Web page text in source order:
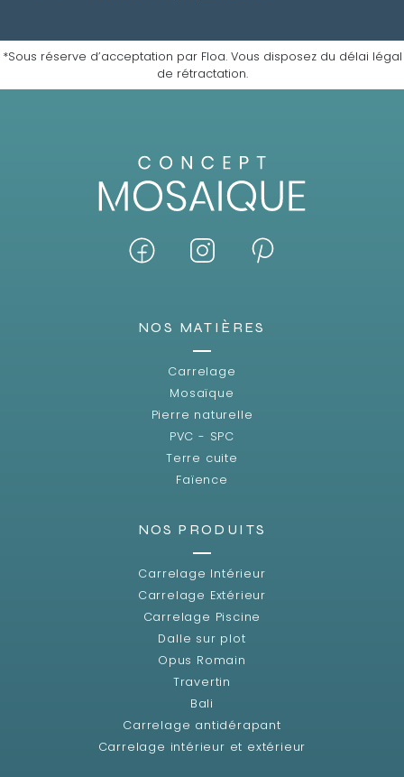
*Sous réserve d’acceptation par Floa. Vous disposez du délai légal
de rétractation.
NOS MATIÈRES
Carrelage
Mosaïque
Pierre naturelle
PVC - SPC
Terre cuite
Faïence
NOS PRODUITS
Carrelage Intérieur
Carrelage Extérieur
Carrelage Piscine
Dalle sur plot
Opus Romain
Travertin
Bali
Carrelage antidérapant
Carrelage intérieur et extérieur